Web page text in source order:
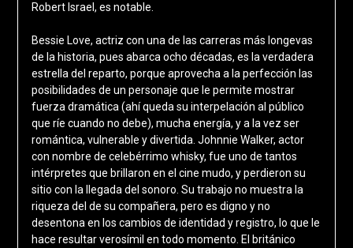
Robert Israel, es notable.
Bessie Love, actriz con una de las carreras más longevas
de la historia, pues abarca ocho décadas, es la verdadera
estrella del reparto, porque aprovecha a la perfección las
posibilidades de un personaje que le permite mostrar
fuerza dramática (ahí queda su interpelación al público
que ríe cuando no debe), mucha energía, y a la vez ser
romántica, vulnerable y divertida. Johnnie Walker, actor
con nombre de celebérrimo whisky, fue uno de tantos
intérpretes que brillaron en el cine mudo, y perdieron su
sitio con la llegada del sonoro. Su trabajo no muestra la
riqueza del de su compañera, pero es digno y no
desentona en los cambios de identidad y registro, lo que le
hace resultar verosímil en todo momento. El británico